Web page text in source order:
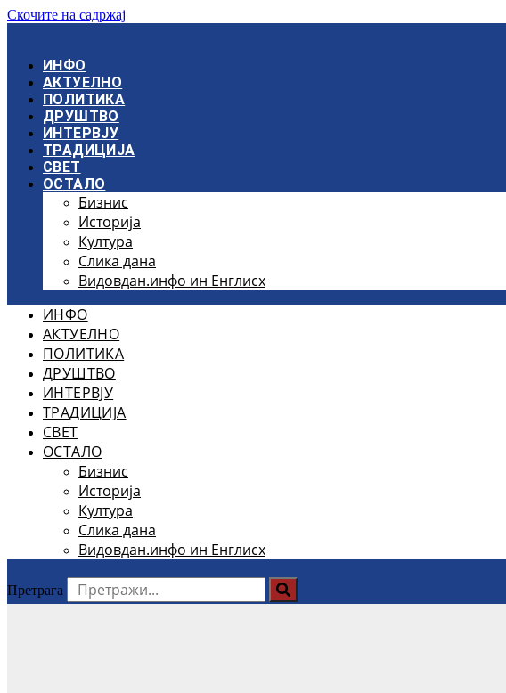
Скочите на садржај
ИНФО
АКТУЕЛНО
ПОЛИТИКА
ДРУШТВО
ИНТЕРВЈУ
ТРАДИЦИЈА
СВЕТ
ОСТАЛО
Бизнис
Историја
Култура
Слика дана
Видовдан.инфо ин Енглисх
ИНФО
АКТУЕЛНО
ПОЛИТИКА
ДРУШТВО
ИНТЕРВЈУ
ТРАДИЦИЈА
СВЕТ
ОСТАЛО
Бизнис
Историја
Култура
Слика дана
Видовдан.инфо ин Енглисх
Претрага